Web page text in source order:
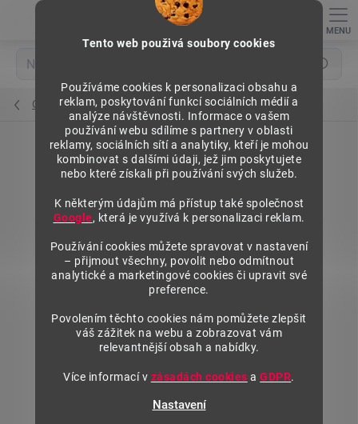
Tento web použivá soubory cookies
Používáme cookies k personalizaci obsahu a
reklam, poskytování funkcí sociálních médií a
analýze návštěvnosti. Informace o vašem
používání webu sdílíme s partnery v oblasti
reklamy, sociálních sítí a analytiky, kteří je mohou
kombinovat s dalšími údaji, jež jim poskytujete
nebo které získali při používání svých služeb.
K některým údajům má přístup také společnost
Google, která je využívá k personalizaci reklam.
Používání cookies můžete spravovat v nastavení
– přijmout všechny, povolit nebo odmítnout
analytické a marketingové cookies či upravit své
preference.
Povolením těchto cookies nám pomůžete zlepšit
váš zážitek na webu a zobrazovat vám
relevantnější obsah a nabídky.
Více informací v zásadách cookies aGDPR.
Nastavení
Hledat
Otočné regály na šanony